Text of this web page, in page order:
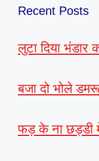
Recent Posts
लुटा दिया भंडार
बजा दो भोले
फड़ के ना छड्डी